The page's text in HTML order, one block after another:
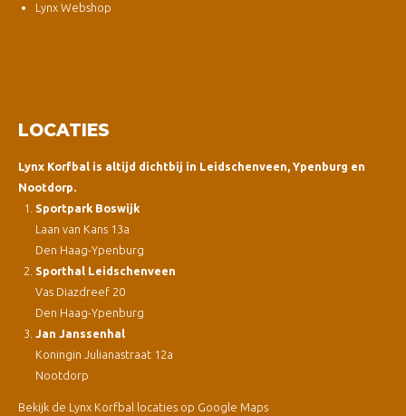
Lynx Webshop
LOCATIES
Lynx Korfbal is altijd dichtbij in Leidschenveen, Ypenburg en
Nootdorp.
Sportpark Boswijk
Laan van Kans 13a
Den Haag-Ypenburg
Sporthal Leidschenveen
Vas Diazdreef 20
Den Haag-Ypenburg
Jan Janssenhal
Koningin Julianastraat 12a
Nootdorp
Bekijk de Lynx Korfbal locaties op Google Maps